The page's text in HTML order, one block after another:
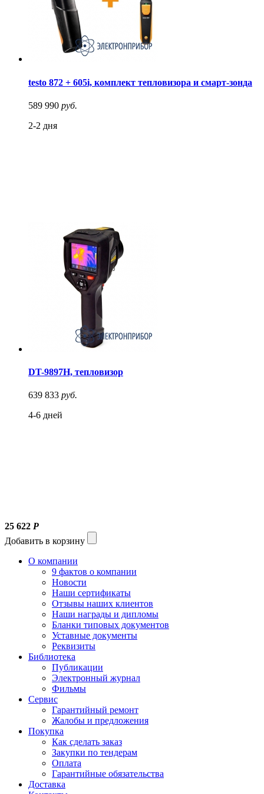
testo 872 + 605i, комплект тепловизора и смарт-зонда
589 990 руб.
2-2 дня
DT-9897H, тепловизор
639 833 руб.
4-6 дней
25 622 Р
Добавить в корзину
О компании
9 фактов о компании
Новости
Наши сертификаты
Отзывы наших клиентов
Наши награды и дипломы
Бланки типовых документов
Уставные документы
Реквизиты
Библиотека
Публикации
Электронный журнал
Фильмы
Сервис
Гарантийный ремонт
Жалобы и предложения
Покупка
Как сделать заказ
Закупки по тендерам
Оплата
Гарантийные обязательства
Доставка